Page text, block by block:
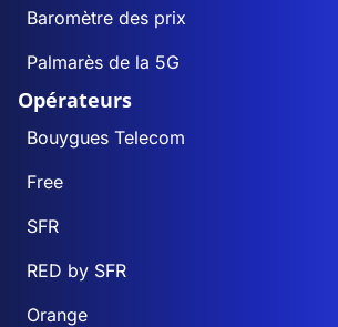
Baromètre des prix
Palmarès de la 5G
Opérateurs
Bouygues Telecom
Free
SFR
RED by SFR
Orange